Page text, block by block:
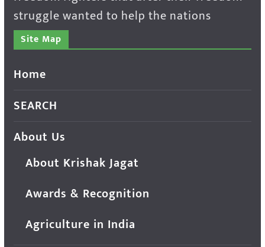
struggle wanted to help the nations
Site Map
Home
SEARCH
About Us
About Krishak Jagat
Awards & Recognition
Agriculture in India